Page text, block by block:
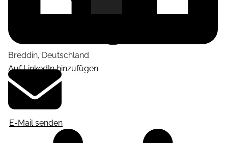
Auf LinkedIn hinzufügen
Breddin, Deutschland
E-Mail senden